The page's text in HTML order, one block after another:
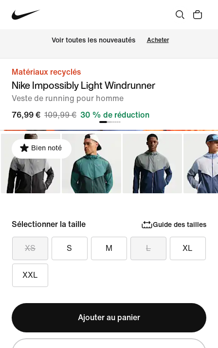
Voir toutes les nouveautés Acheter
Matériaux recyclés
Nike Impossibly Light Windrunner
Veste de running pour homme
76,99 € 109,99 € 30 % de réduction
Bien noté
Sélectionner la taille Guide des tailles
XS S M L XL
XXL
Ajouter au panier